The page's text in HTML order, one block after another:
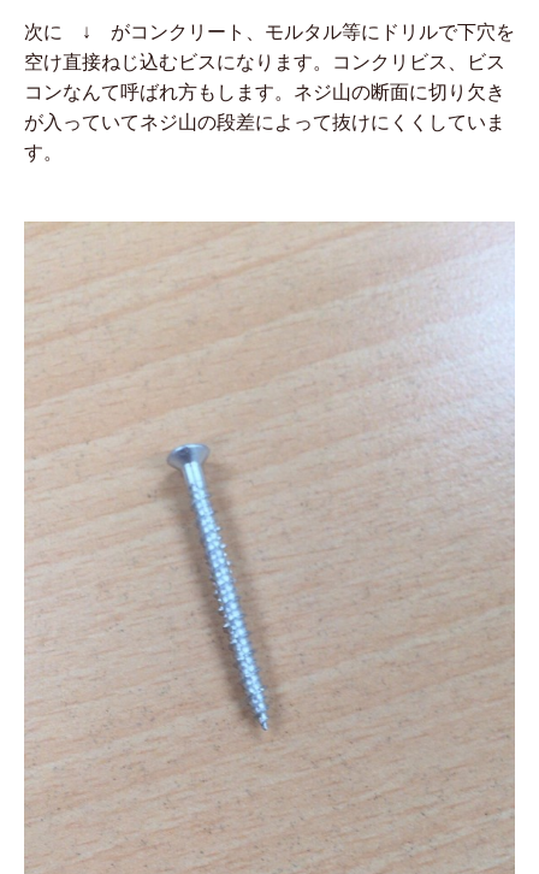
次に ↓ がコンクリート、モルタル等にドリルで下穴を
空け直接ねじ込むビスになります。コンクリビス、ビス
コンなんて呼ばれ方もします。ネジ山の断面に切り欠き
が入っていてネジ山の段差によって抜けにくくしていま
す。